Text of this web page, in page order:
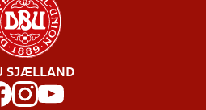
SJÆLLAND